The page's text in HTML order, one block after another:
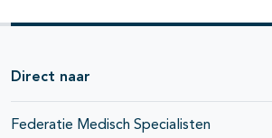
Direct naar
Federatie Medisch Specialisten